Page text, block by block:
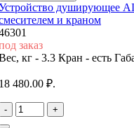
душирующее
и краном
заказ
кг - 3.3 Кран - есть
480.00 ₽.
- +